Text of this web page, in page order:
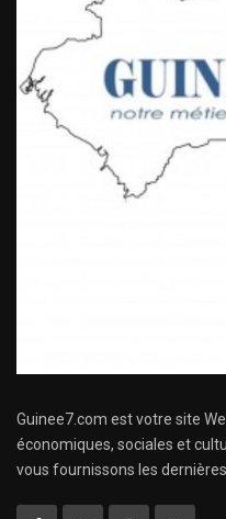
Guinee7.com est votre site
économiques, sociales et
vous fournissons les dernières